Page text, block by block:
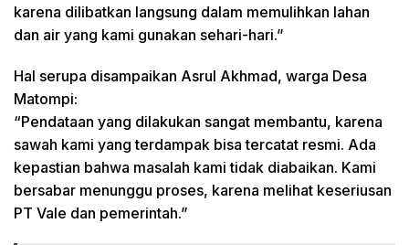
karena dilibatkan langsung dalam memulihkan lahan
dan air yang kami gunakan sehari-hari.”
Hal serupa disampaikan Asrul Akhmad, warga Desa
Matompi:
“Pendataan yang dilakukan sangat membantu, karena
sawah kami yang terdampak bisa tercatat resmi. Ada
kepastian bahwa masalah kami tidak diabaikan. Kami
bersabar menunggu proses, karena melihat keseriusan
PT Vale dan pemerintah.”